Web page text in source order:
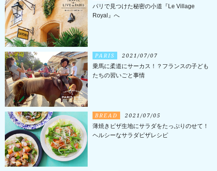
パリで見つけた秘密の小道『Le Village
Royal』へ
PARIS 2021/07/07
乗馬に柔道にサーカス！？フランスの子ども
たちの習いごと事情
BREAD 2021/07/05
薄焼きピザ生地にサラダをたっぷりのせて！
ヘルシーなサラダピザレシピ